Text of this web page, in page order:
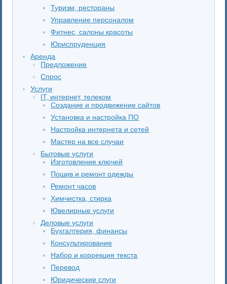
Туризм, рестораны
Управление персоналом
Фитнес, салоны красоты
Юриспруденция
Аренда
Предложение
Спрос
Услуги
IT, интернет, телеком
Создание и продвижение сайтов
Установка и настройка ПО
Настройка интернета и сетей
Мастер на все случаи
Бытовые услуги
Изготовление ключей
Пошив и ремонт одежды
Ремонт часов
Химчистка, стирка
Ювелирные услуги
Деловые услуги
Бухгалтерия, финансы
Консультирование
Набор и коррекция текста
Перевод
Юридические слуги